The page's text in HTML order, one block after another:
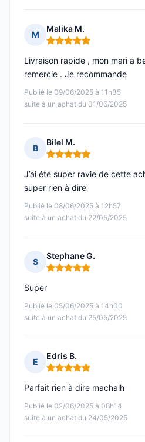
M
Malika M.
Note : 5 sur 5
Publié le 09/06/2025 à 11h35
suite à un achat du 01/06/2025
Livraison rapide , mon mari a
remercie . Je recommande
B
Bilel M.
Note : 5 sur 5
Publié le 08/06/2025 à 12h57
suite à un achat du 22/05/2025
J’ai été super ravie de cette
super rien à dire
S
Stephane G.
Note : 5 sur 5
Publié le 05/06/2025 à 14h00
suite à un achat du 25/05/2025
Super
E
Edris B.
Note : 5 sur 5
Publié le 02/06/2025 à 08h14
suite à un achat du 24/05/2025
Parfait rien à dire machalh